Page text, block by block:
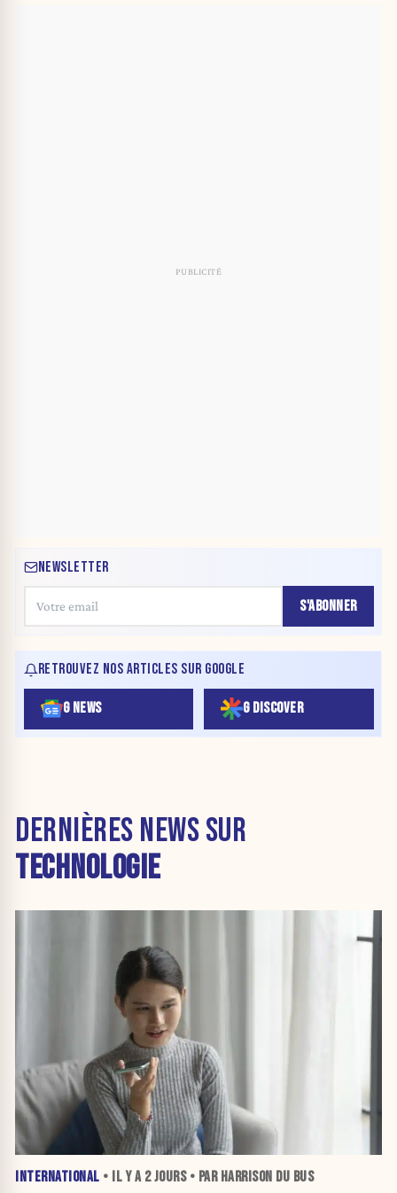
NEWSLETTER
S'ABONNER
RETROUVEZ NOS ARTICLES SUR GOOGLE
G NEWS G DISCOVER
DERNIÈRES NEWS SUR
TECHNOLOGIE
INTERNATIONAL • IL Y A 2 JOURS• PAR HARRISON DU BUS